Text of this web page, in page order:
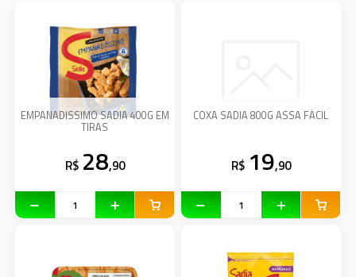
EMPANADISSIMO SADIA 400G EM
TIRAS
R$ 28,90
COXA SADIA 800G ASSA FÁCIL
R$ 19,90